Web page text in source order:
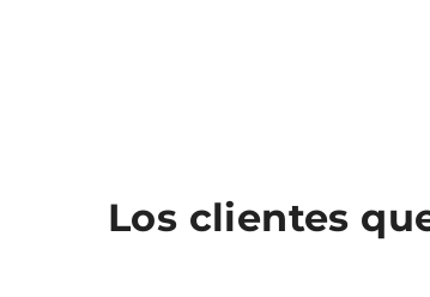
Los clientes